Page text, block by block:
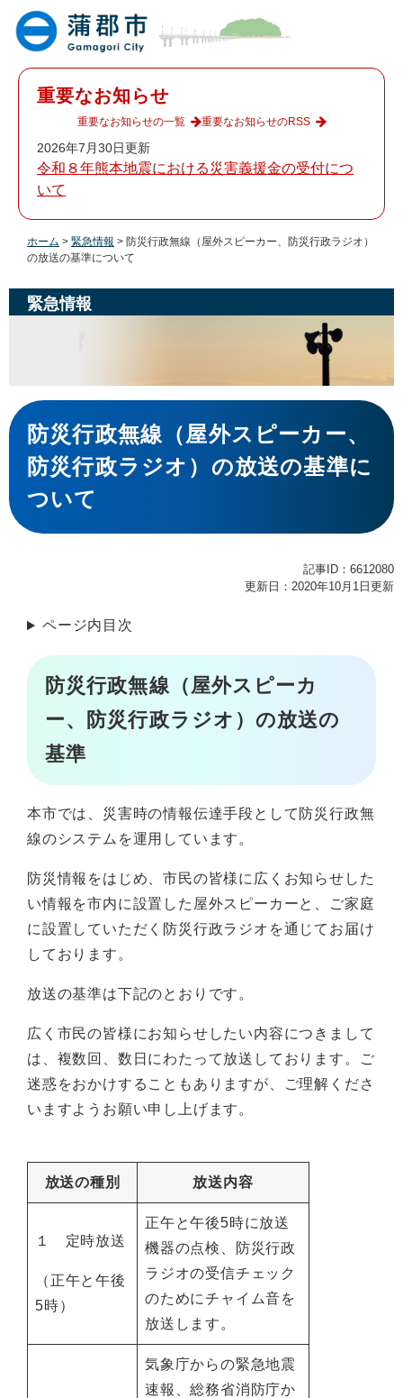
重要なお知らせ
2026年7月30日更新
令和８年熊本地震における災害義援金の受付につ
いて
重要なお知らせの一覧 重要なお知らせのRSS
ホーム > 緊急情報 > 防災行政無線（屋外スピーカー、防災行政ラジオ）
の放送の基準について
緊急情報
本
文
防災行政無線（屋外スピーカー、
防災行政ラジオ）の放送の基準に
ついて
記事ID：6612080
更新日：2020年10月1日更新
ページ内目次
防災行政無線（屋外スピーカ
ー、防災行政ラジオ）の放送の
基準
本市では、災害時の情報伝達手段として防災行政無
線のシステムを運用しています。
防災情報をはじめ、市民の皆様に広くお知らせした
い情報を市内に設置した屋外スピーカーと、ご家庭
に設置していただく防災行政ラジオを通じてお届け
しております。
放送の基準は下記のとおりです。
広く市民の皆様にお知らせしたい内容につきまして
は、複数回、数日にわたって放送しております。ご
迷惑をおかけすることもありますが、ご理解くださ
いますようお願い申し上げます。
放送の種別 放送内容
１ 定時放送
（正午と午後
5時）
正午と午後5時に放送
機器の点検、防災行政
ラジオの受信チェック
のためにチャイム音を
放送します。
気象庁からの緊急地震
速報、総務省消防庁か